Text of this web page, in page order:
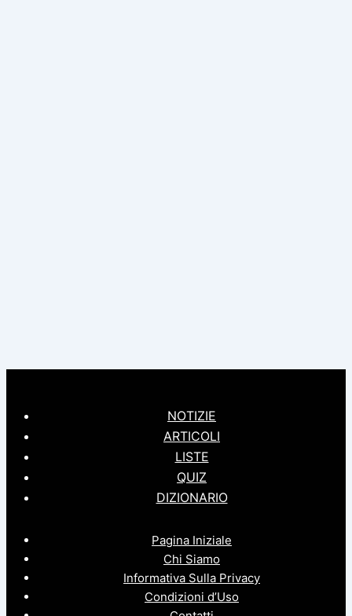
NOTIZIE
ARTICOLI
LISTE
QUIZ
DIZIONARIO
Pagina Iniziale
Chi Siamo
Informativa Sulla Privacy
Condizioni d’Uso